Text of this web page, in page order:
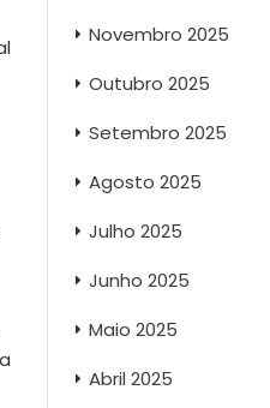
Novembro 2025
Outubro 2025
Setembro 2025
Agosto 2025
Julho 2025
Junho 2025
Maio 2025
Abril 2025